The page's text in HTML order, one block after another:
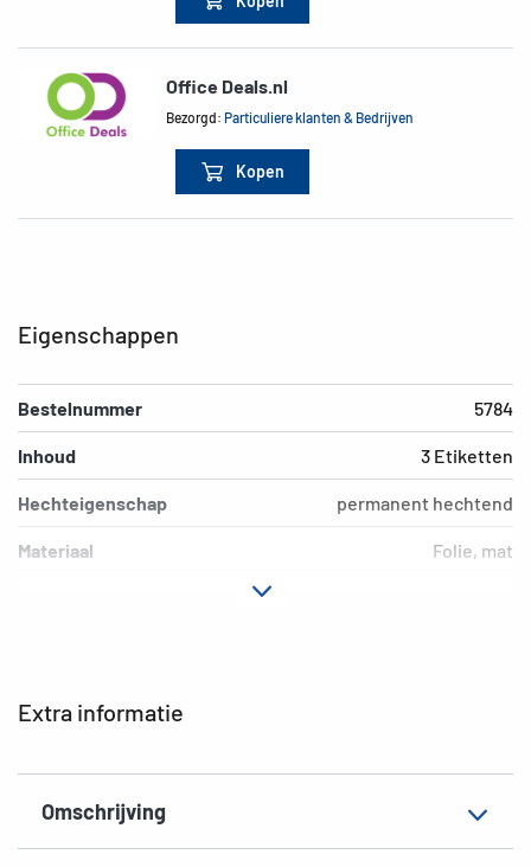
Office Deals.nl
Bezorgd:Particuliere klanten & Bedrijven
Kopen
Extra informatie
Omschrijving
Eigenschappen
Bestelnummer 5784
Inhoud 3 Etiketten
Hechteigenschap permanent hechtend
Materiaal Folie, mat